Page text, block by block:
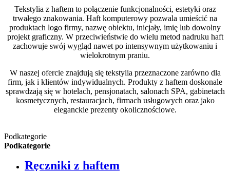
Tekstylia z haftem to połączenie funkcjonalności, estetyki oraz
trwałego znakowania. Haft komputerowy pozwala umieścić na
produktach logo firmy, nazwę obiektu, inicjały, imię lub dowolny
projekt graficzny. W przeciwieństwie do wielu metod nadruku haft
zachowuje swój wygląd nawet po intensywnym użytkowaniu i
wielokrotnym praniu.
W naszej ofercie znajdują się tekstylia przeznaczone zarówno dla
firm, jak i klientów indywidualnych. Produkty z haftem doskonale
sprawdzają się w hotelach, pensjonatach, salonach SPA, gabinetach
kosmetycznych, restauracjach, firmach usługowych oraz jako
eleganckie prezenty okolicznościowe.
Podkategorie
Podkategorie
Ręczniki z haftem